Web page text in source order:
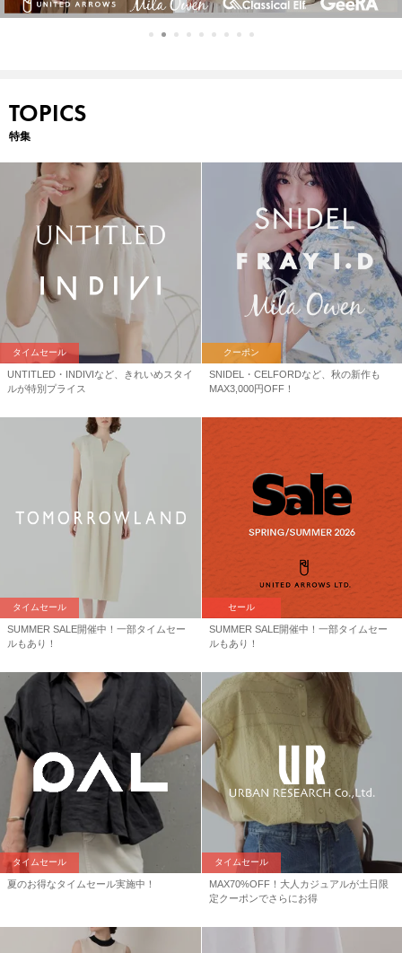
TOPICS
特集
タイムセール
UNTITLED・INDIVIなど、きれいめスタイ
ルが特別プライス
クーポン
SNIDEL・CELFORDなど、秋の新作も
MAX3,000円OFF！
タイムセール
SUMMER SALE開催中！一部タイムセー
ルもあり！
セール
SUMMER SALE開催中！一部タイムセー
ルもあり！
タイムセール
夏のお得なタイムセール実施中！
タイムセール
MAX70%OFF！大人カジュアルが土日限
定クーポンでさらにお得